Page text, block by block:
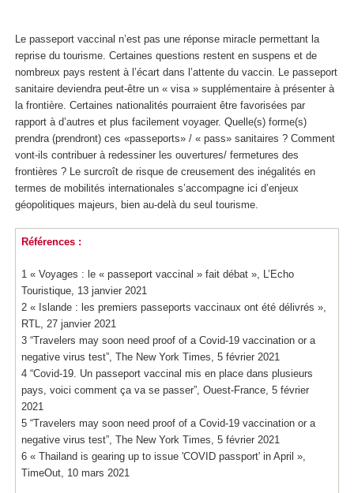
Le passeport vaccinal n’est pas une réponse miracle permettant la
reprise du tourisme. Certaines questions restent en suspens et de
nombreux pays restent à l’écart dans l’attente du vaccin. Le passeport
sanitaire deviendra peut-être un « visa » supplémentaire à présenter à
la frontière. Certaines nationalités pourraient être favorisées par
rapport à d’autres et plus facilement voyager. Quelle(s) forme(s)
prendra (prendront) ces «passeports» / « pass» sanitaires ? Comment
vont-ils contribuer à redessiner les ouvertures/ fermetures des
frontières ? Le surcroît de risque de creusement des inégalités en
termes de mobilités internationales s’accompagne ici d’enjeux
géopolitiques majeurs, bien au-delà du seul tourisme.
Références :
1 « Voyages : le « passeport vaccinal » fait débat », L’Echo
Touristique, 13 janvier 2021
2 « Islande : les premiers passeports vaccinaux ont été délivrés »,
RTL, 27 janvier 2021
3 “Travelers may soon need proof of a Covid-19 vaccination or a
negative virus test”, The New York Times, 5 février 2021
4 “Covid-19. Un passeport vaccinal mis en place dans plusieurs
pays, voici comment ça va se passer”, Ouest-France, 5 février
2021
5 “Travelers may soon need proof of a Covid-19 vaccination or a
negative virus test”, The New York Times, 5 février 2021
6 « Thailand is gearing up to issue 'COVID passport' in April »,
TimeOut, 10 mars 2021